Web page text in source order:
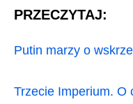
PRZECZYTAJ:
Putin marzy o
Trzecie Imperium. O